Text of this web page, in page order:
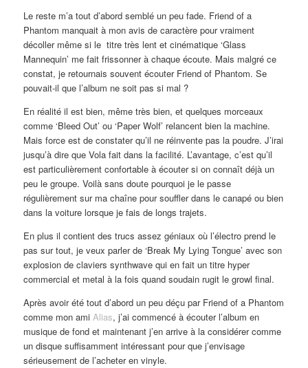
Le reste m’a tout d’abord semblé un peu fade. Friend of a
Phantom manquait à mon avis de caractère pour vraiment
décoller même si le titre très lent et cinématique ‘Glass
Mannequin’ me fait frissonner à chaque écoute. Mais malgré ce
constat, je retournais souvent écouter Friend of Phantom. Se
pouvait-il que l’album ne soit pas si mal ?
En réalité il est bien, même très bien, et quelques morceaux
comme ‘Bleed Out’ ou ‘Paper Wolf’ relancent bien la machine.
Mais force est de constater qu’il ne réinvente pas la poudre. J’irai
jusqu’à dire que Vola fait dans la facilité. L’avantage, c’est qu’il
est particulièrement confortable à écouter si on connaît déjà un
peu le groupe. Voilà sans doute pourquoi je le passe
régulièrement sur ma chaîne pour souffler dans le canapé ou bien
dans la voiture lorsque je fais de longs trajets.
En plus il contient des trucs assez géniaux où l’électro prend le
pas sur tout, je veux parler de ‘Break My Lying Tongue’ avec son
explosion de claviers synthwave qui en fait un titre hyper
commercial et metal à la fois quand soudain rugit le growl final.
Après avoir été tout d’abord un peu déçu par Friend of a Phantom
comme mon amiAlias, j’ai commencé à écouter l’album en
musique de fond et maintenant j’en arrive à la considérer comme
un disque suffisamment intéressant pour que j’envisage
sérieusement de l’acheter en vinyle.